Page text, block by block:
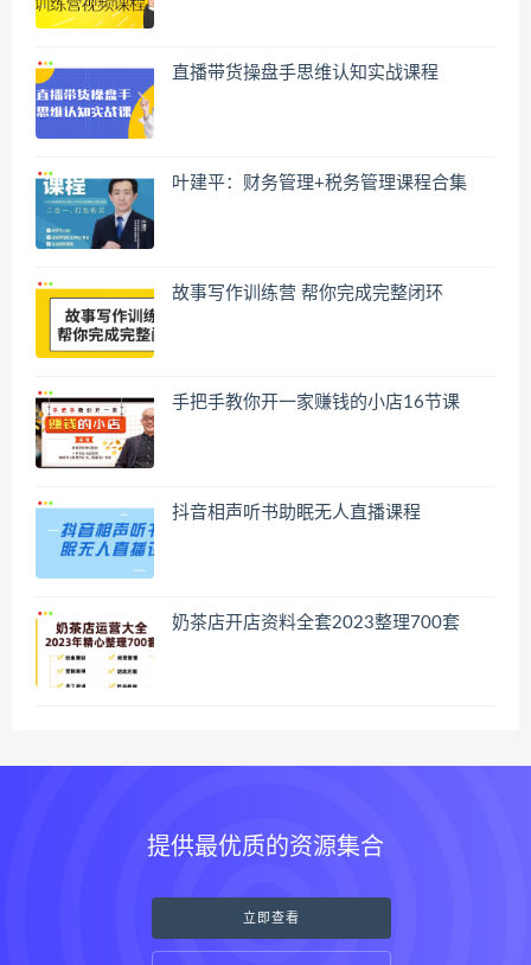
直播带货操盘手思维认知实战课程
叶建平：财务管理+税务管理课程合集
故事写作训练营 帮你完成完整闭环
手把手教你开一家赚钱的小店16节课
抖音相声听书助眠无人直播课程
奶茶店开店资料全套2023整理700套
提供最优质的资源集合
立即查看